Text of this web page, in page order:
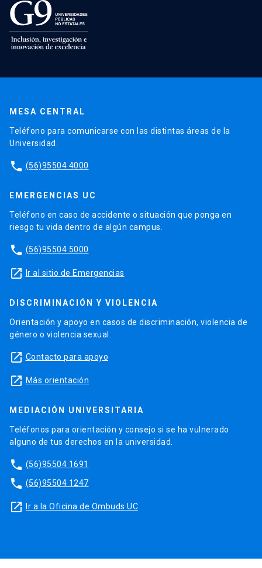
MESA CENTRAL
Teléfono para comunicarse con las distintas áreas de la
Universidad.
phone (56)95504 4000
EMERGENCIAS UC
Teléfono en caso de accidente o situación que ponga en
riesgo tu vida dentro de algún campus.
phone (56)95504 5000
launch Ir al sitio de Emergencias
DISCRIMINACIÓN Y VIOLENCIA
Orientación y apoyo en casos de discriminación, violencia de
género o violencia sexual.
launch Contacto para apoyo
launch Más orientación
MEDIACIÓN UNIVERSITARIA
Teléfonos para orientación y consejo si se ha vulnerado
alguno de tus derechos en la universidad.
phone (56)95504 1691
phone (56)95504 1247
launch Ir a la Oficina de Ombuds UC